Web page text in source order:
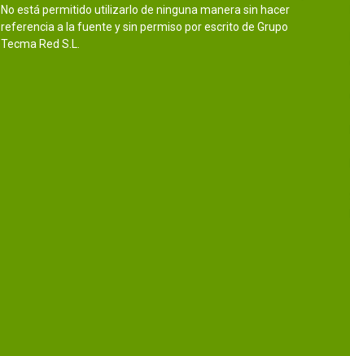
No está permitido utilizarlo de ninguna manera sin hacer
referencia a la fuente y sin permiso por escrito de Grupo
Tecma Red S.L.